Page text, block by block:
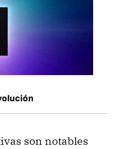
son notables